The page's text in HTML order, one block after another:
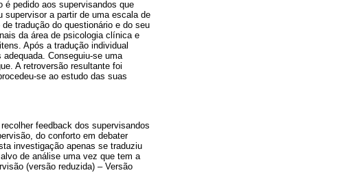
pedido aos supervisandos que
supervisor a partir de uma escala de
de tradução do questionário e do seu
da área de psicologia clínica e
Após a tradução individual
Conseguiu-se uma
A retroversão resultante foi
se ao estudo das suas
feedback dos supervisandos
do conforto em debater
investigação apenas se traduziu
de análise uma vez que tem a
(versão reduzida) – Versão